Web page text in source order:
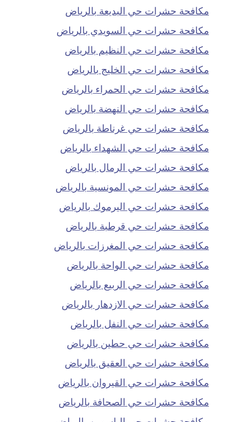
مكافحة حشرات حي البديعة بالرياض
مكافحة حشرات حي السويدي بالرياض
مكافحة حشرات حي النظيم بالرياض
مكافحة حشرات حي الخليج بالرياض
مكافحة حشرات حي الحمراء بالرياض
مكافحة حشرات حي النهضة بالرياض
مكافحة حشرات حي غرناطة بالرياض
مكافحة حشرات حي الشهداء بالرياض
مكافحة حشرات حي الرمال بالرياض
مكافحة حشرات حي المونسية بالرياض
مكافحة حشرات حي اليرموك بالرياض
مكافحة حشرات حي قرطبة بالرياض
مكافحة حشرات حي المغرزات بالرياض
مكافحة حشرات حي الواحة بالرياض
مكافحة حشرات حي الربيع بالرياض
مكافحة حشرات حي الازدهار بالرياض
مكافحة حشرات حي النفل بالرياض
مكافحة حشرات حي حطين بالرياض
مكافحة حشرات حي العقيق بالرياض
مكافحة حشرات حي القيروان بالرياض
مكافحة حشرات حي الصحافة بالرياض